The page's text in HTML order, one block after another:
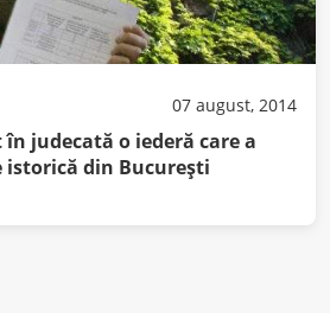
07 august, 2014
judecată o iederă care a
istorică din Bucureşti